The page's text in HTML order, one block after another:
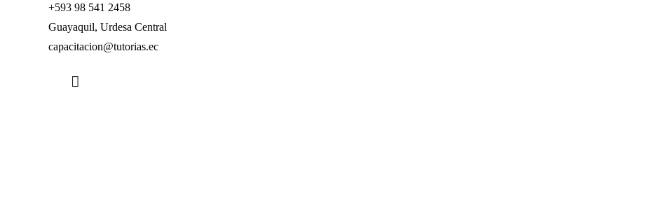
+593 98 541 2458
Guayaquil, Urdesa Central
capacitacion@tutorias.ec